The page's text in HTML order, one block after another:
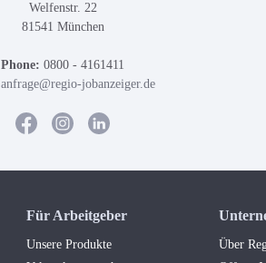
Welfenstr. 22
81541 München
Phone: 0800 - 4161411
anfrage@regio-jobanzeiger.de
Für Arbeitgeber
Unsere Produkte
Über